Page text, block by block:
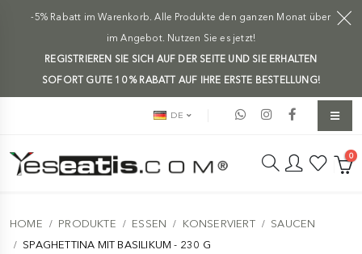
-5% Rabatt im Warenkorb. Alle Produkte den ganzen Monat über
im Angebot. Nutzen Sie es jetzt!
REGISTRIEREN SIE SICH AUF DER SEITE UND SIE ERHALTEN
SOFORT GUTE 10 % RABATT AUF IHRE ERSTE BESTELLUNG!
DE
0
HOME PRODUKTE ESSEN KONSERVIERT
SAUCEN
SPAGHETTINA MIT BASILIKUM - 230 G